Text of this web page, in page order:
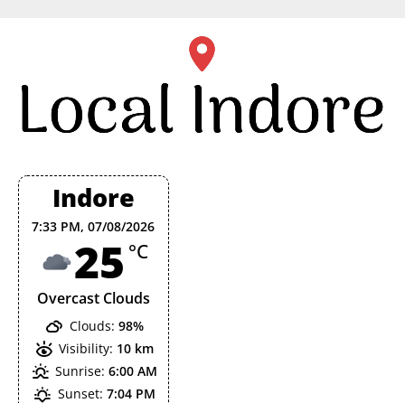
Indore
7:33 PM,07/08/2026
25 °C
Overcast Clouds
Clouds: 98%
Visibility: 10 km
Sunrise: 6:00 AM
Sunset: 7:04 PM